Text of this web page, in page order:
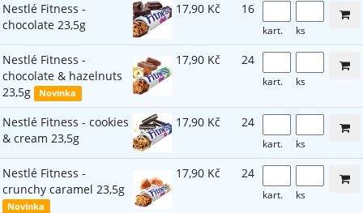
Nestlé Fitness -
chocolate 23,5g
17,90 Kč 16
kart. ks
Nestlé Fitness -
chocolate & hazelnuts
23,5g
Novinka
17,90 Kč 24
kart. ks
Nestlé Fitness - cookies
& cream 23,5g
17,90 Kč 24
kart. ks
Nestlé Fitness -
crunchy caramel 23,5g
Novinka
17,90 Kč 24
kart. ks